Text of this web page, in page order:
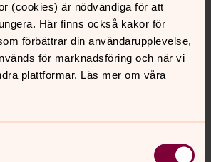
(cookies) är nödvändiga för att
Här finns också kakor för
förbättrar din användarupplevelse,
för marknadsföring och när vi
plattformar. Läs mer om våra
många symboler
använder vi ofta riter och
känslomässig funktion och de
det gamla och kliva in i det nya.
välsignade (när ni redan gift er